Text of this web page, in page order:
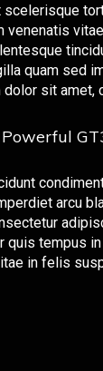
dictum
fringilla
ipsum dolor sit
tincidunt
sed imperdiet
tortor quis
vitae in